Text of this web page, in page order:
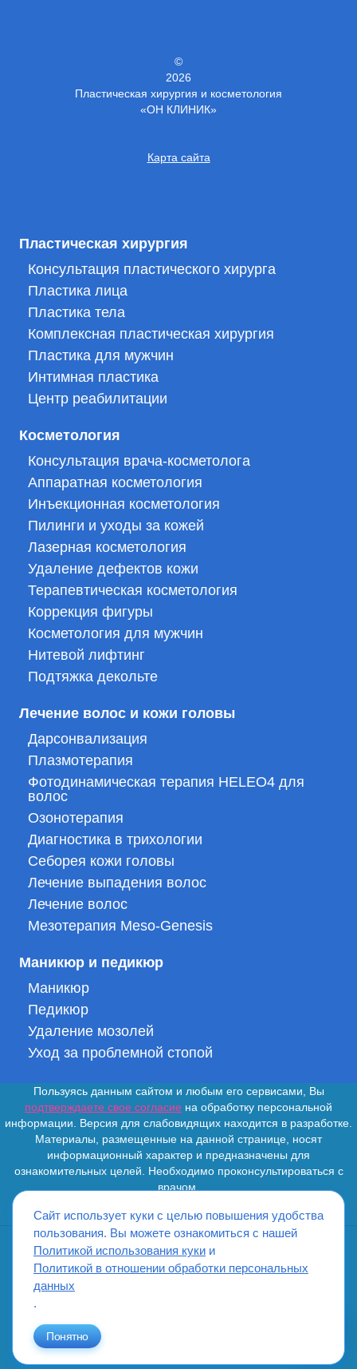
©
2026
Пластическая хирургия и косметология
«ОН КЛИНИК»
Карта сайта
Пластическая хирургия
Консультация пластического хирурга
Пластика лица
Пластика тела
Комплексная пластическая хирургия
Пластика для мужчин
Интимная пластика
Центр реабилитации
Косметология
Консультация врача-косметолога
Аппаратная косметология
Инъекционная косметология
Пилинги и уходы за кожей
Лазерная косметология
Удаление дефектов кожи
Терапевтическая косметология
Коррекция фигуры
Косметология для мужчин
Нитевой лифтинг
Подтяжка декольте
Лечение волос и кожи головы
Дарсонвализация
Плазмотерапия
Фотодинамическая терапия HELEO4 для
волос
Озонотерапия
Диагностика в трихологии
Себорея кожи головы
Лечение выпадения волос
Лечение волос
Мезотерапия Meso-Genesis
Маникюр и педикюр
Маникюр
Педикюр
Удаление мозолей
Уход за проблемной стопой
Пользуясь данным сайтом и любым его сервисами, Вы
подтверждаете свое согласие на обработку персональной
информации. Версия для слабовидящих находится в разработке.
Материалы, размещенные на данной странице, носят
информационный характер и предназначены для
ознакомительных целей. Необходимо проконсультироваться с
врачом.
ИМЕЮТСЯ ПРОТИВОПОКАЗАНИЯ. НЕОБХОДИМО
ПРОКОНСУЛЬТИРОВАТЬСЯ СО СПЕЦИАЛИСТОМ
Сайт использует куки с целью повышения удобства
пользования. Вы можете ознакомиться с нашей
Политикой использования куки и
Политикой в отношении обработки персональных
данных
.
Понятно